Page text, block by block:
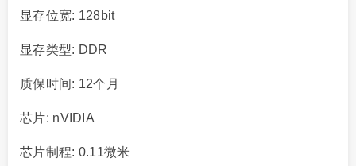
显存位宽: 128bit
显存类型: DDR
质保时间: 12个月
芯片: nVIDIA
芯片制程: 0.11微米